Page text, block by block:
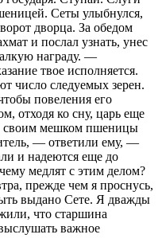
Сеты улыбнулся,
дворца. За обедом
и послал узнать, унес
награду. —
твое исполняется.
число следуемых зерен.
повеления его
отходя ко сну, царь еще
своим мешком пшеницы
— ответили ему, —
и надеются еще до
медлят с этим делом?
прежде чем я проснусь,
выдано Сете. Я дважды
что старшина
важное